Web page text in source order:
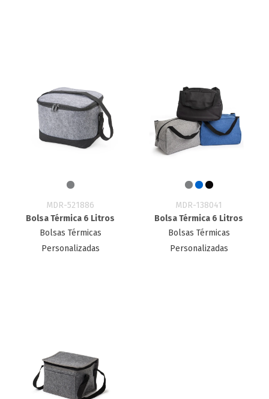
MDR-521886
Bolsa Térmica 6 Litros
Bolsas Térmicas
Personalizadas
MDR-138041
Bolsa Térmica 6 Litros
Bolsas Térmicas
Personalizadas